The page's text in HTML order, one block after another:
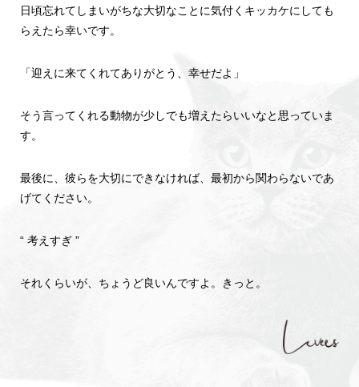
日頃忘れてしまいがちな大切なことに気付くキッカケにしても
らえたら幸いです。
「迎えに来てくれてありがとう、幸せだよ」
そう言ってくれる動物が少しでも増えたらいいなと思っていま
す。
最後に、彼らを大切にできなければ、最初から関わらないであ
げてください。
“ 考えすぎ ”
それくらいが、ちょうど良いんですよ。きっと。